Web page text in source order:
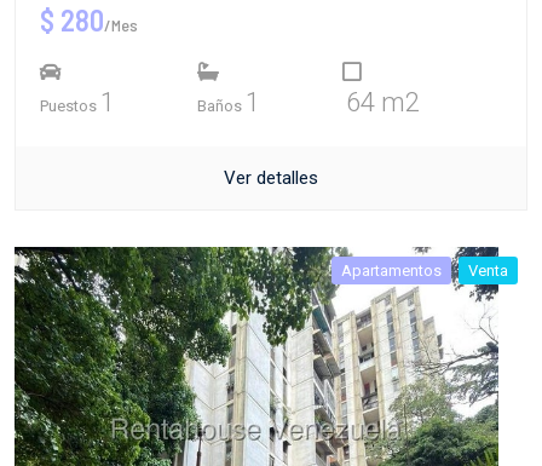
$ 280/Mes
Puestos 1 Baños 1 64 m2
Ver detalles
Apartamentos Venta